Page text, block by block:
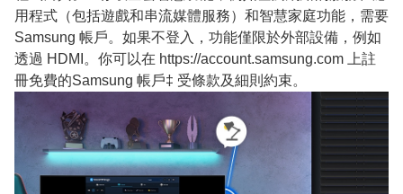
用程式（包括遊戲和串流媒體服務）和智慧家庭功能，需要
Samsung 帳戶。如果不登入，功能僅限於外部設備，例如
透過 HDMI。你可以在 https://account.samsung.com 上註
冊免費的Samsung 帳戶‡ 受條款及細則約束。